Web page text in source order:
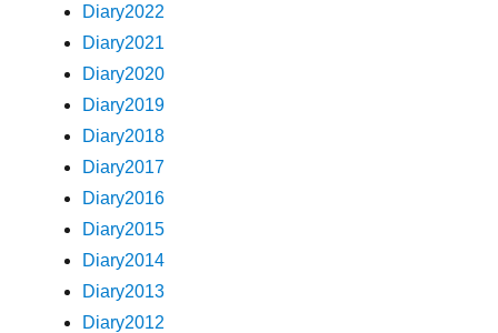
Diary2022
Diary2021
Diary2020
Diary2019
Diary2018
Diary2017
Diary2016
Diary2015
Diary2014
Diary2013
Diary2012